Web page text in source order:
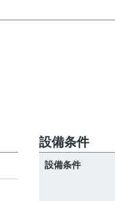
設備条件
設備条件